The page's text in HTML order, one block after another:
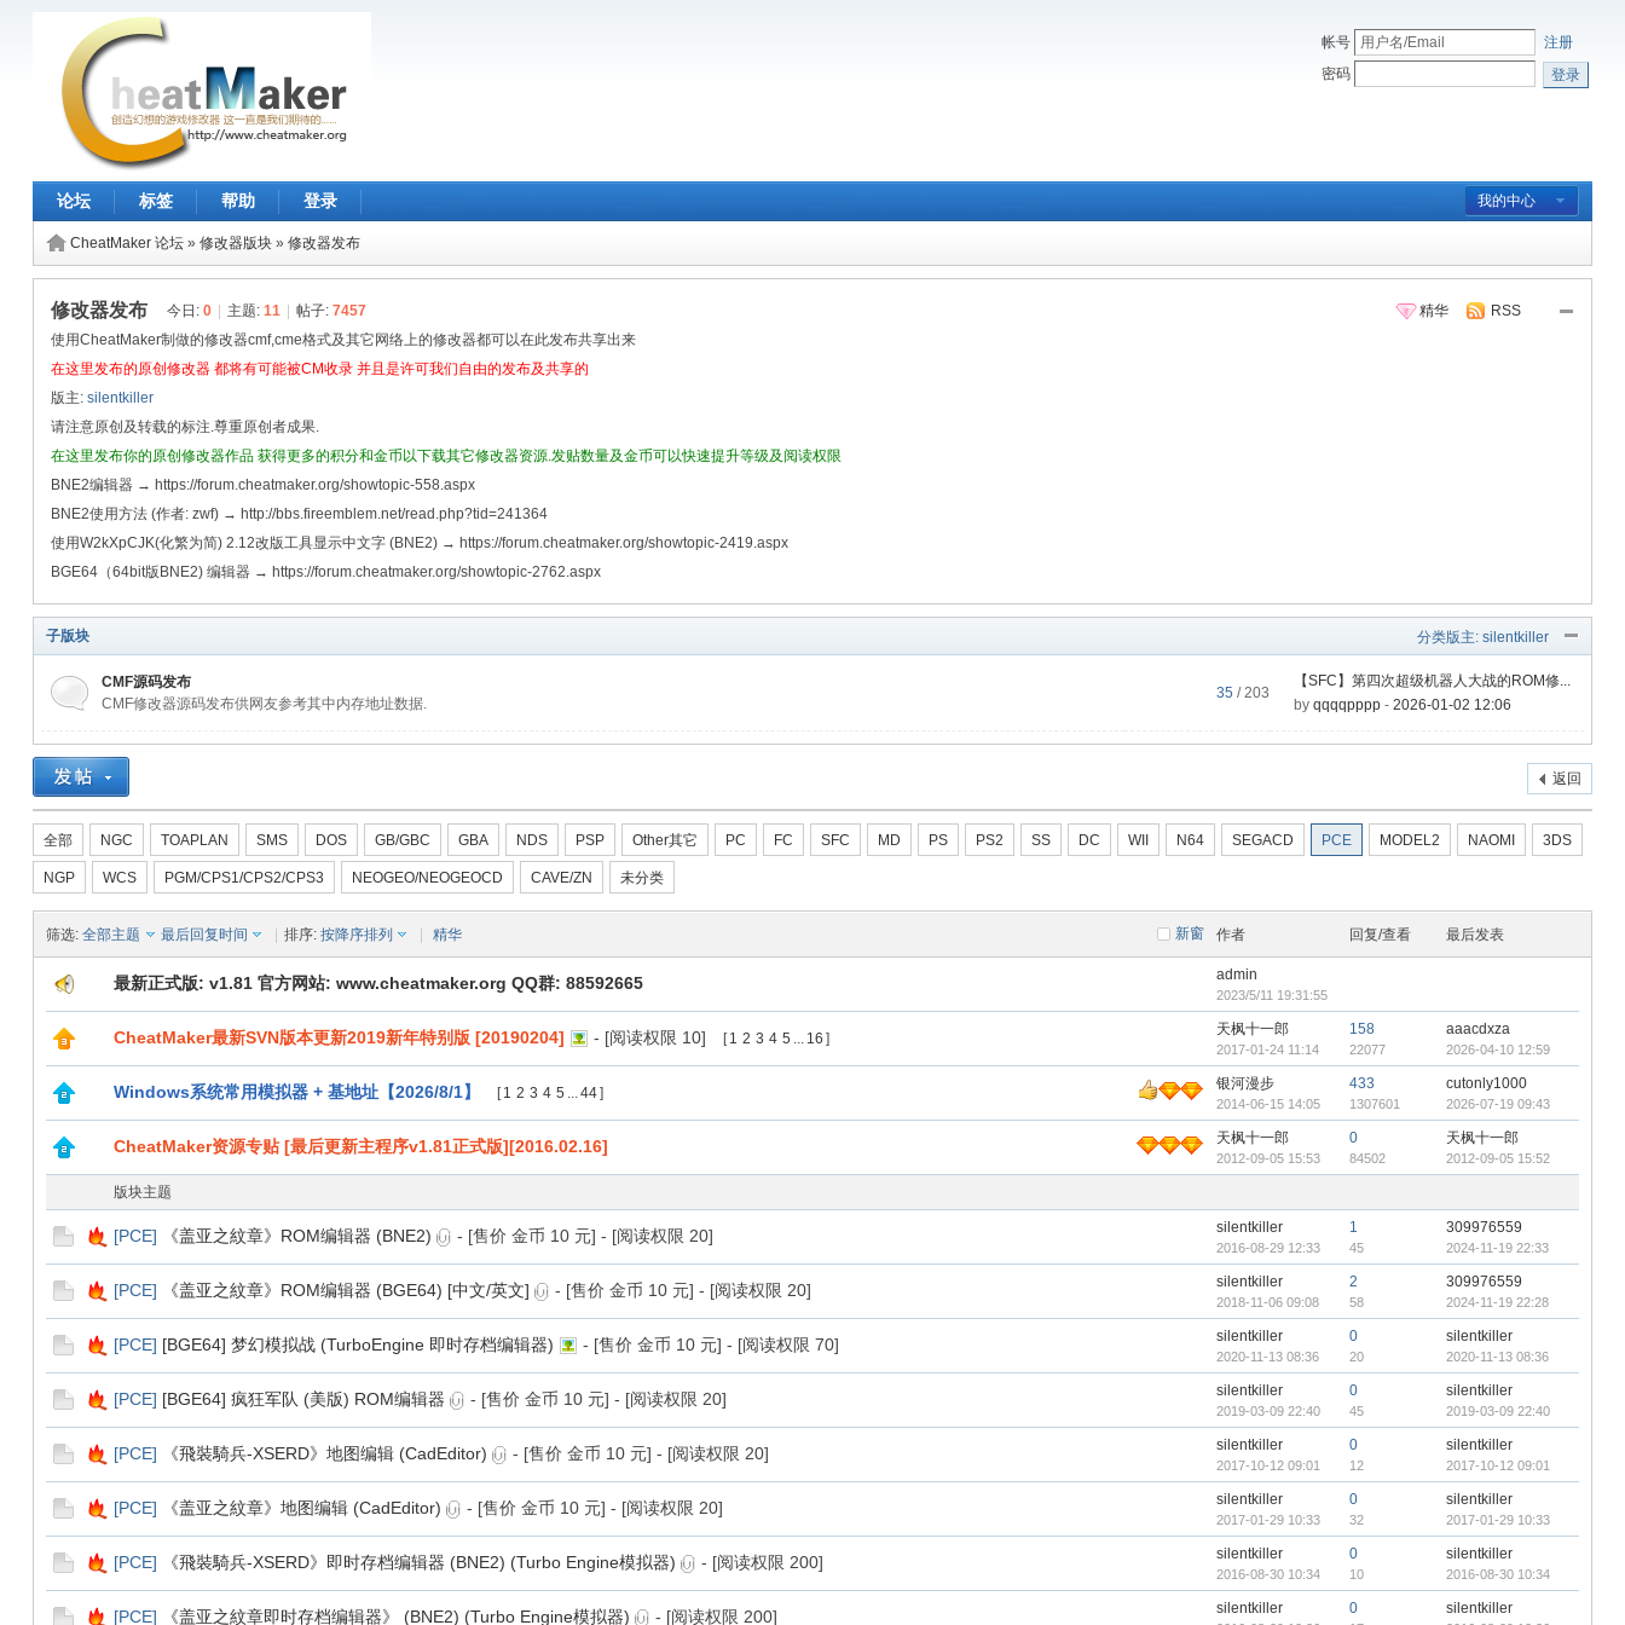
帐号
注册
密码
登录
我的中心
论坛 标签 帮助 登录
CheatMaker 论坛» 修改器版块» 修改器发布
精华 RSS
修改器发布 今日: 0 主题: 11 帖子: 7457
使用CheatMaker制做的修改器cmf,cme格式及其它网络上的修改器都可以在此发布共享出来
在这里发布的原创修改器 都将有可能被CM收录 并且是许可我们自由的发布及共享的
版主: silentkiller
请注意原创及转载的标注.尊重原创者成果.
在这里发布你的原创修改器作品 获得更多的积分和金币以下载其它修改器资源.发贴数量及金币可以快速提升等级及阅读权限
BNE2编辑器 → https://forum.cheatmaker.org/showtopic-558.aspx
BNE2使用方法 (作者: zwf) → http://bbs.fireemblem.net/read.php?tid=241364
使用W2kXpCJK(化繁为简) 2.12改版工具显示中文字 (BNE2) → https://forum.cheatmaker.org/showtopic-2419.aspx
BGE64（64bit版BNE2) 编辑器 → https://forum.cheatmaker.org/showtopic-2762.aspx
分类版主:silentkiller
子版块
CMF源码发布
CMF修改器源码发布供网友参考其中内存地址数据.
35 / 203
【SFC】第四次超级机器人大战的ROM修...
by qqqqpppp- 2026-01-02 12:06
返回
全部 NGC TOAPLAN SMS DOS GB/GBC GBA NDS PSP Other其它 PC FC SFC MD PS PS2 SS DC WII N64 SEGACD PCE MODEL2 NAOMI 3DS
NGP WCS PGM/CPS1/CPS2/CPS3 NEOGEO/NEOGEOCD CAVE/ZN 未分类
新窗
筛选: 全部主题 最后回复时间 排序: 按降序排列 精华 作者 回复/查看 最后发表
最新正式版: v1.81 官方网站: www.cheatmaker.org QQ群: 88592665 admin
2023/5/11 19:31:55
CheatMaker最新SVN版本更新2019新年特别版 [20190204] - [阅读权限 10] [ 1 2 3 4 5 ... 16 ]
天枫十一郎
2017-01-24 11:14
158
22077
aaacdxza
2026-04-10 12:59
Windows系统常用模拟器 + 基地址【2026/8/1】 [ 1 2 3 4 5 ...44]
银河漫步
2014-06-15 14:05
433
1307601
cutonly1000
2026-07-19 09:43
CheatMaker资源专贴 [最后更新主程序v1.81正式版][2016.02.16] 天枫十一郎
2012-09-05 15:53
0
84502
天枫十一郎
2012-09-05 15:52
版块主题
[PCE] 《盖亚之紋章》ROM编辑器 (BNE2) - [售价 金币 10元] - [阅读权限 20] silentkiller
2016-08-29 12:33
1
45
309976559
2024-11-19 22:33
[PCE] 《盖亚之紋章》ROM编辑器 (BGE64) [中文/英文] - [售价 金币 10元] - [阅读权限 20] silentkiller
2018-11-06 09:08
2
58
309976559
2024-11-19 22:28
[PCE] [BGE64] 梦幻模拟战 (TurboEngine 即时存档编辑器) - [售价 金币 10元] - [阅读权限 70] silentkiller
2020-11-13 08:36
0
20
silentkiller
2020-11-13 08:36
[PCE] [BGE64] 疯狂军队 (美版) ROM编辑器 - [售价 金币 10元] - [阅读权限 20] silentkiller
2019-03-09 22:40
0
45
silentkiller
2019-03-09 22:40
[PCE] 《飛裝騎兵-XSERD》地图编辑 (CadEditor) - [售价 金币 10元] - [阅读权限 20] silentkiller
2017-10-12 09:01
0
12
silentkiller
2017-10-12 09:01
[PCE] 《盖亚之紋章》地图编辑 (CadEditor) - [售价 金币 10元] - [阅读权限 20] silentkiller
2017-01-29 10:33
0
32
silentkiller
2017-01-29 10:33
[PCE] 《飛裝騎兵-XSERD》即时存档编辑器 (BNE2) (Turbo Engine模拟器) - [阅读权限 200] silentkiller
2016-08-30 10:34
0
10
silentkiller
2016-08-30 10:34
[PCE] 《盖亚之紋章即时存档编辑器》 (BNE2) (Turbo Engine模拟器) - [阅读权限 200] silentkiller 0 silentkiller